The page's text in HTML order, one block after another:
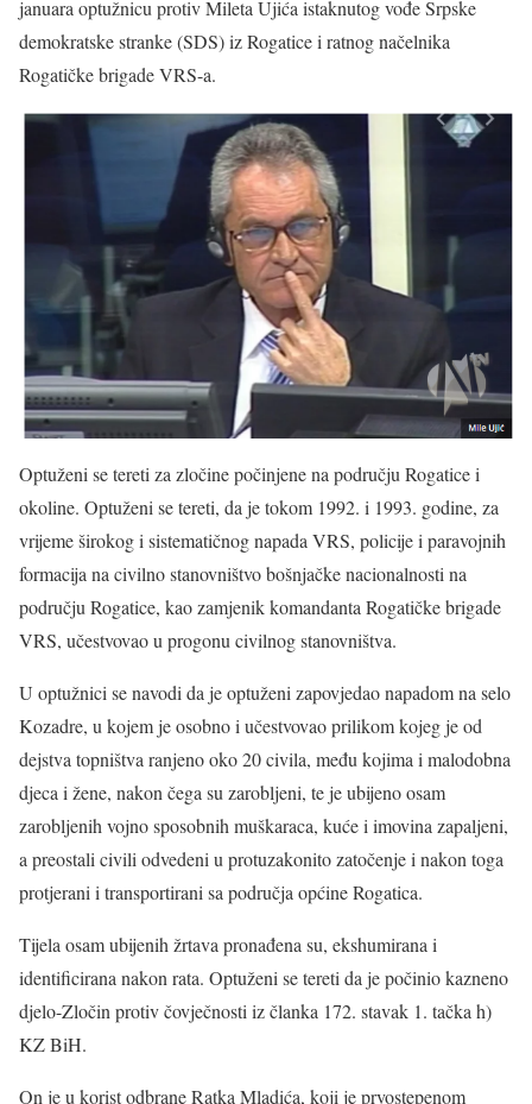
januara optužnicu protiv Mileta Ujića istaknutog vođe Srpske
demokratske stranke (SDS) iz Rogatice i ratnog načelnika
Rogatičke brigade VRS-a.
Optuženi se tereti za zločine počinjene na području Rogatice i
okoline. Optuženi se tereti, da je tokom 1992. i 1993. godine, za
vrijeme širokog i sistematičnog napada VRS, policije i paravojnih
formacija na civilno stanovništvo bošnjačke nacionalnosti na
području Rogatice, kao zamjenik komandanta Rogatičke brigade
VRS, učestvovao u progonu civilnog stanovništva.
U optužnici se navodi da je optuženi zapovjedao napadom na selo
Kozadre, u kojem je osobno i učestvovao prilikom kojeg je od
dejstva topništva ranjeno oko 20 civila, među kojima i malodobna
djeca i žene, nakon čega su zarobljeni, te je ubijeno osam
zarobljenih vojno sposobnih muškaraca, kuće i imovina zapaljeni,
a preostali civili odvedeni u protuzakonito zatočenje i nakon toga
protjerani i transportirani sa područja općine Rogatica.
Tijela osam ubijenih žrtava pronađena su, ekshumirana i
identificirana nakon rata. Optuženi se tereti da je počinio kazneno
djelo-Zločin protiv čovječnosti iz članka 172. stavak 1. tačka h)
KZ BiH.
On je u korist odbrane Ratka Mladića, koji je prvostepenom